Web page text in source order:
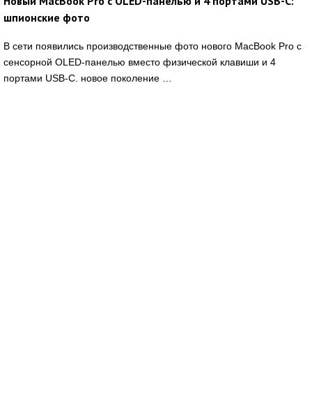
шпионские фото
В сети появились производственные фото нового MacBook Pro с
сенсорной OLED-панелью вместо физической клавиши и 4
портами USB-C. новое поколение …